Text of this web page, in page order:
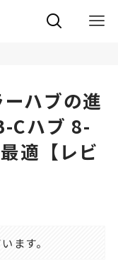
ハブの進
Cハブ 8-
適【レビ
ます。